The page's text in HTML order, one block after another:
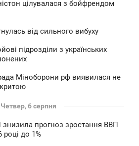
цілувалася з бойфрендом
від сильного вибуху
підрозділи з українських
Міноборони рф виявилася не
Четвер, 6 серпня
знизила прогноз зростання ВВП
році до 1%